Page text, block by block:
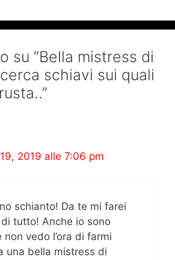
su “Bella mistress di
schiavi sui quali
2019 alle 7:06 pm
schianto! Da te mi farei
tutto! Anche io sono
non vedo l’ora di farmi
una bella mistress di